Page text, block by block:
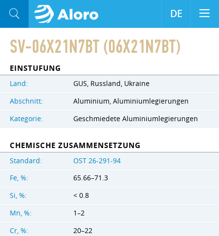
SV-06X21N7BT (06X21N7BT)
EINSTUFUNG
Land:
GUS, Russland, Ukraine
Abschnitt:
Aluminium, Aluminiumlegierungen
Kategorie:
Geschmiedete Aluminiumlegierungen
CHEMISCHE ZUSAMMENSETZUNG
Standard:
OST 26-291-94
Fe, %:
65.66–71.3
Si, %:
< 0.8
Mn, %:
1–2
Cr, %:
20–22
DE